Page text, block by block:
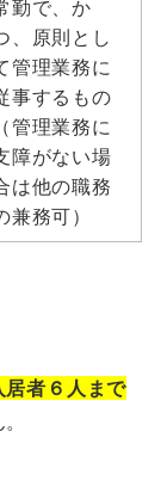
勤で、か
、原則とし
管理業務に
事するもの
（管理業務に
障がない場
は他の職務
兼務可）
居者６人まで